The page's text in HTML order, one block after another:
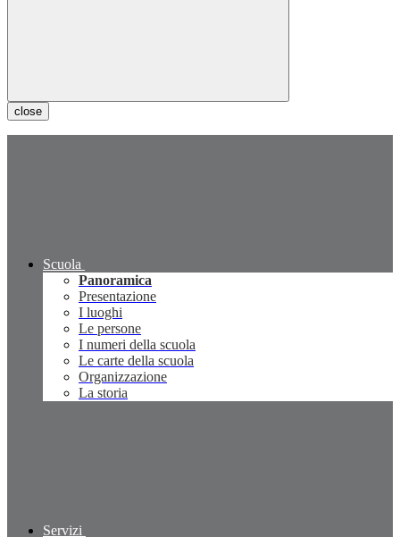
close
Scuola
Panoramica
Presentazione
I luoghi
Le persone
I numeri della scuola
Le carte della scuola
Organizzazione
La storia
Servizi